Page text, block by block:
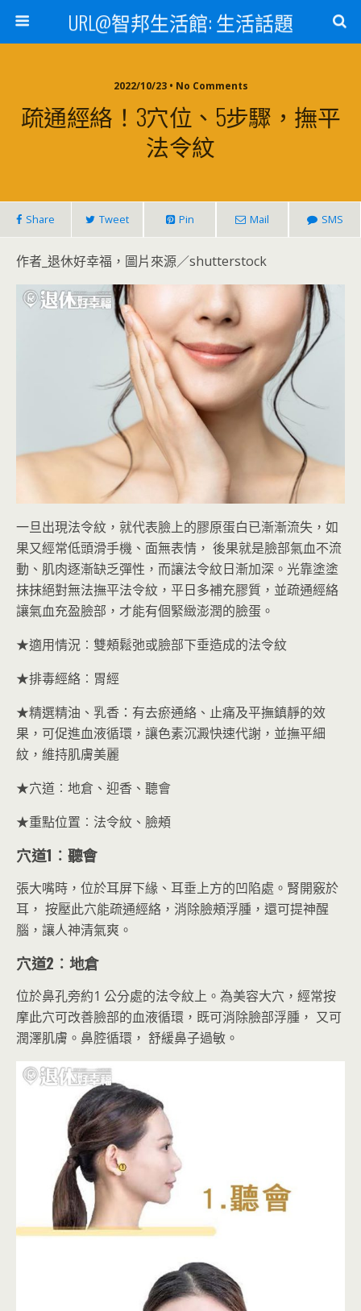
URL@智邦生活館: 生活話題
2022/10/23 • No Comments
疏通經絡！3穴位、5步驟，撫平
法令紋
Share Tweet Pin Mail SMS
作者_退休好幸福，圖片來源／shutterstock
一旦出現法令紋，就代表臉上的膠原蛋白已漸漸流失，如
果又經常低頭滑手機、面無表情， 後果就是臉部氣血不流
動、肌肉逐漸缺乏彈性，而讓法令紋日漸加深。光靠塗塗
抹抹絕對無法撫平法令紋，平日多補充膠質，並疏通經絡
讓氣血充盈臉部，才能有個緊緻澎潤的臉蛋。
★適用情況︰雙頰鬆弛或臉部下垂造成的法令紋
★排毒經絡︰胃經
★精選精油、乳香：有去瘀通絡、止痛及平撫鎮靜的效
果，可促進血液循環，讓色素沉澱快速代謝，並撫平細
紋，維持肌膚美麗
★穴道︰地倉、迎香、聽會
★重點位置︰法令紋、臉頰
穴道1︰聽會
張大嘴時，位於耳屏下緣、耳垂上方的凹陷處。腎開竅於
耳， 按壓此穴能疏通經絡，消除臉頰浮腫，還可提神醒
腦，讓人神清氣爽。
穴道2 ︰地倉
位於鼻孔旁約1 公分處的法令紋上。為美容大穴，經常按
摩此穴可改善臉部的血液循環，既可消除臉部浮腫， 又可
潤澤肌膚。鼻腔循環， 舒緩鼻子過敏。